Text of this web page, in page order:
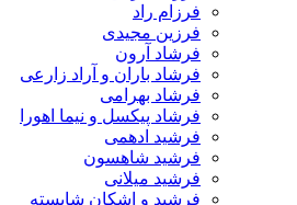
فرزام راد
فرزین مجیدی
فرشاد آرون
فرشاد باران و آراد زارعی
فرشاد بهرامی
فرشاد پیکسل و نیما اهورا
فرشید ادهمی
فرشید شاهسون
فرشید میلانی
فرشید و اشکان شایسته